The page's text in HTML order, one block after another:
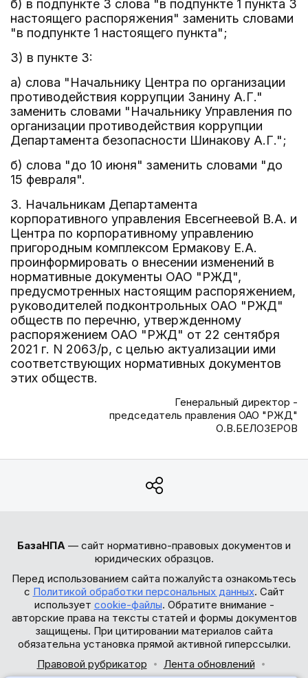
б) в подпункте 3 слова "в подпункте 1 пункта 3
настоящего распоряжения" заменить словами
"в подпункте 1 настоящего пункта";
3) в пункте 3:
а) слова "Начальнику Центра по организации
противодействия коррупции Занину А.Г."
заменить словами "Начальнику Управления по
организации противодействия коррупции
Департамента безопасности Шинакову А.Г.";
б) слова "до 10 июня" заменить словами "до
15 февраля".
3. Начальникам Департамента
корпоративного управления Евсегнеевой В.А. и
Центра по корпоративному управлению
пригородным комплексом Ермакову Е.А.
проинформировать о внесении изменений в
нормативные документы ОАО "РЖД",
предусмотренных настоящим распоряжением,
руководителей подконтрольных ОАО "РЖД"
обществ по перечню, утвержденному
распоряжением ОАО "РЖД" от 22 сентября
2021 г. N 2063/р, с целью актуализации ими
соответствующих нормативных документов
этих обществ.
Генеральный директор -
председатель правления ОАО "РЖД"
О.В.БЕЛОЗЕРОВ
БазаНПА — сайт нормативно-правовых документов и
юридических образцов.
Перед использованием сайта пожалуйста ознакомьтесь
с Политикой обработки персональных данных. Сайт
использует cookie-файлы. Обратите внимание -
авторские права на тексты статей и формы документов
защищены. При цитировании материалов сайта
обязательна установка прямой активной гиперссылки.
Правовой рубрикатор
Лента обновлений